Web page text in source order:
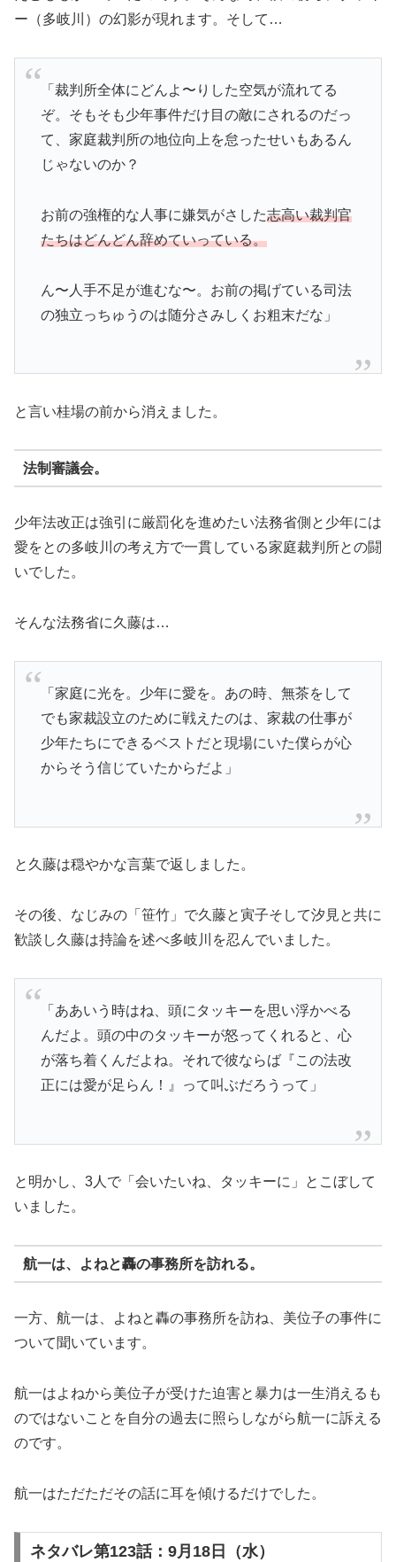
ー（多岐川）の幻影が現れます。そして…
「裁判所全体にどんよ〜りした空気が流れてる
ぞ。そもそも少年事件だけ目の敵にされるのだっ
て、家庭裁判所の地位向上を怠ったせいもあるん
じゃないのか？
お前の強権的な人事に嫌気がさした志高い裁判官
たちはどんどん辞めていっている。
ん〜人手不足が進むな〜。お前の掲げている司法
の独立っちゅうのは随分さみしくお粗末だな」
と言い桂場の前から消えました。
法制審議会。
少年法改正は強引に厳罰化を進めたい法務省側と少年には
愛をとの多岐川の考え方で一貫している家庭裁判所との闘
いでした。
そんな法務省に久藤は…
「家庭に光を。少年に愛を。あの時、無茶をして
でも家裁設立のために戦えたのは、家裁の仕事が
少年たちにできるベストだと現場にいた僕らが心
からそう信じていたからだよ」
と久藤は穏やかな言葉で返しました。
その後、なじみの「笹竹」で久藤と寅子そして汐見と共に
歓談し久藤は持論を述べ多岐川を忍んでいました。
「ああいう時はね、頭にタッキーを思い浮かべる
んだよ。頭の中のタッキーが怒ってくれると、心
が落ち着くんだよね。それで彼ならば『この法改
正には愛が足らん！』って叫ぶだろうって」
と明かし、3人で「会いたいね、タッキーに」とこぼして
いました。
航一は、よねと轟の事務所を訪れる。
一方、航一は、よねと轟の事務所を訪ね、美位子の事件に
ついて聞いています。
航一はよねから美位子が受けた迫害と暴力は一生消えるも
のではないことを自分の過去に照らしながら航一に訴える
のです。
航一はただただその話に耳を傾けるだけでした。
ネタバレ第123話：9月18日（水）